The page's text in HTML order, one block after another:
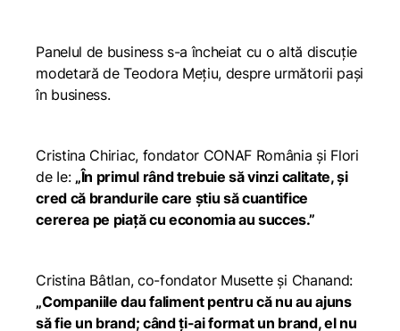
Panelul de business s-a încheiat cu o altă discuție
modetară de Teodora Mețiu, despre următorii pași
în business.
Cristina Chiriac, fondator CONAF România și Flori
de Ie: „În primul rând trebuie să vinzi calitate, și
cred că brandurile care știu să cuantifice
cererea pe piață cu economia au succes.”
Cristina Bâtlan, co-fondator Musette și Chanand:
„Companiile dau faliment pentru că nu au ajuns
să fie un brand; când ți-ai format un brand, el nu